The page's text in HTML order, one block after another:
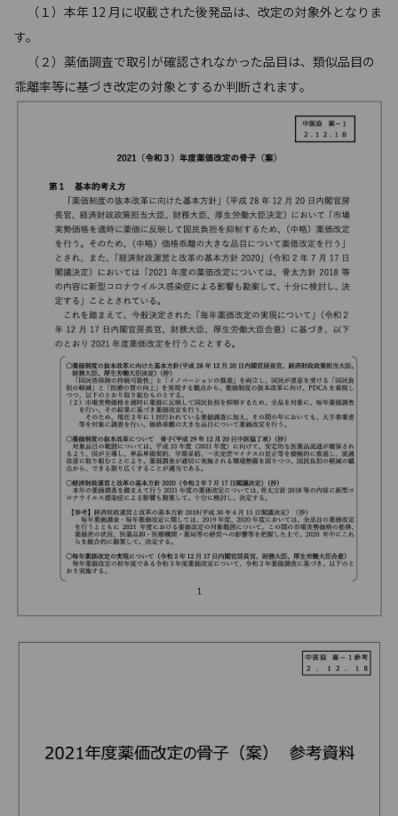
（１）本年 12 月に収載された後発品は、改定の対象外となりま
す。
（２）薬価調査で取引が確認されなかった品目は、類似品目の
乖離率等に基づき改定の対象とするか判断されます。